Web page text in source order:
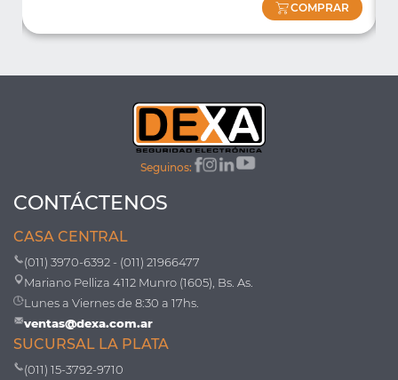
COMPRAR
Seguinos:
CONTÁCTENOS
CASA CENTRAL
(011) 3970-6392 - (011) 21966477
Mariano Pelliza 4112 Munro (1605), Bs. As.
Lunes a Viernes de 8:30 a 17hs.
ventas@dexa.com.ar
SUCURSAL LA PLATA
(011) 15-3792-9710